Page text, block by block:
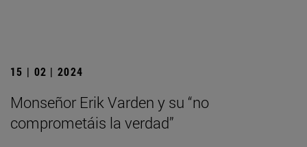
15 | 02 | 2024
Monseñor Erik Varden y su “no
comprometáis la verdad”